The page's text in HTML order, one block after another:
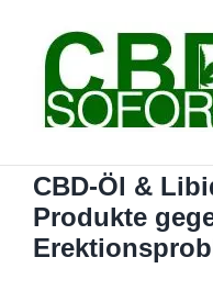
springen
CBD-Öl &
Produkte